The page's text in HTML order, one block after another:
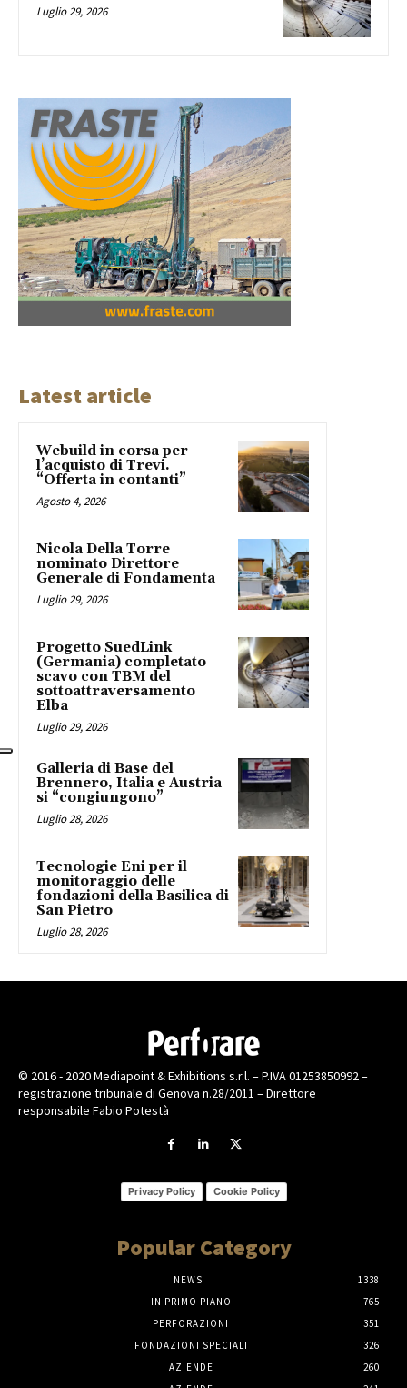
Luglio 29, 2026
Latest article
Webuild in corsa per
l’acquisto di Trevi.
“Offerta in contanti”
Agosto 4, 2026
Nicola Della Torre
nominato Direttore
Generale di Fondamenta
Luglio 29, 2026
Progetto SuedLink
(Germania) completato
scavo con TBM del
sottoattraversamento
Elba
Luglio 29, 2026
Galleria di Base del
Brennero, Italia e Austria
si “congiungono”
Luglio 28, 2026
Tecnologie Eni per il
monitoraggio delle
fondazioni della Basilica di
San Pietro
Luglio 28, 2026
© 2016 - 2020 Mediapoint & Exhibitions s.r.l. – P.IVA 01253850992 –
registrazione tribunale di Genova n.28/2011 – Direttore
responsabile Fabio Potestà
Privacy Policy Cookie Policy
Popular Category
NEWS
1338
IN PRIMO PIANO
765
PERFORAZIONI
351
FONDAZIONI SPECIALI
326
AZIENDE
260